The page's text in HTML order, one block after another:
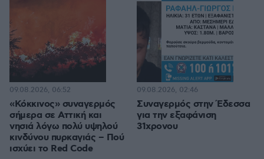
«Κόκκινος» συναγερμός
σήμερα σε Αττική και
νησιά λόγω πολύ υψηλού
κινδύνου πυρκαγιάς – Πού
ισχύει το Red Code
09.08.2026, 06:52
Συναγερμός στην Έδεσσα
για την εξαφάνιση
31χρονου
09.08.2026, 02:46